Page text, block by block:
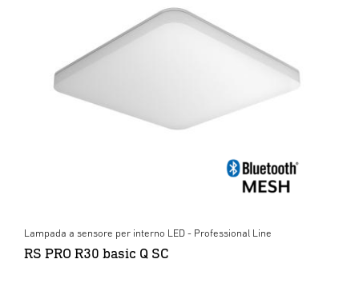
Lampada a sensore per interno LED - Professional Line
RS PRO R30 basic Q SC